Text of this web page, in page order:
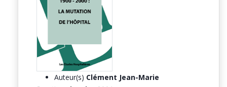
Auteur(s) Clément Jean-Marie